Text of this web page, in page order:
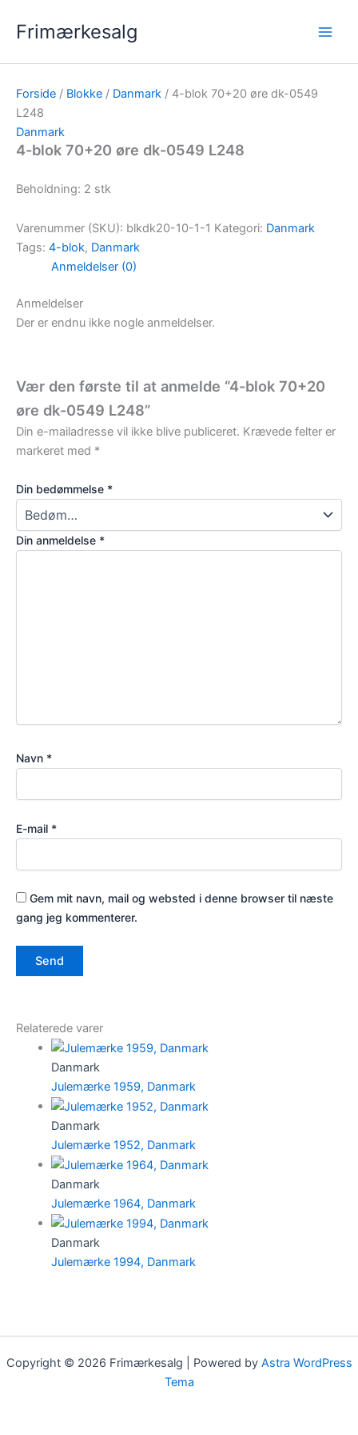
Frimærkesalg
Forside / Blokke / Danmark / 4-blok 70+20 øre dk-0549
L248
Danmark
4-blok 70+20 øre dk-0549 L248
Beholdning: 2 stk
Varenummer (SKU): blkdk20-10-1-1 Kategori: Danmark
Tags: 4-blok, Danmark
Anmeldelser (0)
Anmeldelser
Der er endnu ikke nogle anmeldelser.
Vær den første til at anmelde “4-blok 70+20
øre dk-0549 L248”
Din e-mailadresse vil ikke blive publiceret. Krævede felter er
markeret med *
Din bedømmelse *
Din anmeldelse *
Navn *
E-mail *
Gem mit navn, mail og websted i denne browser til næste
gang jeg kommenterer.
Relaterede varer
Danmark
Julemærke 1959, Danmark
Danmark
Julemærke 1952, Danmark
Danmark
Julemærke 1964, Danmark
Danmark
Julemærke 1994, Danmark
Copyright © 2026 Frimærkesalg | Powered by Astra WordPress
Tema